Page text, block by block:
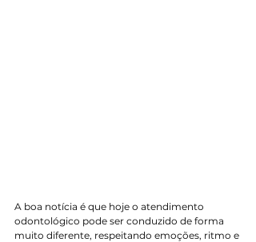
A boa notícia é que hoje o atendimento
odontológico pode ser conduzido de forma
muito diferente, respeitando emoções, ritmo e